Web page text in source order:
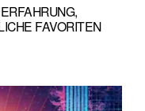
FAVORITEN